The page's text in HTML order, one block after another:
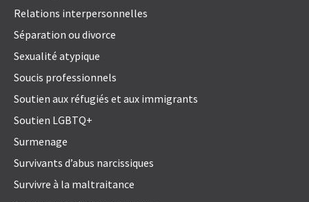
Relations interpersonnelles
Séparation ou divorce
Sexualité atypique
Soucis professionnels
Soutien aux réfugiés et aux immigrants
Soutien LGBTQ+
Surmenage
Survivants d’abus narcissiques
Survivre à la maltraitance